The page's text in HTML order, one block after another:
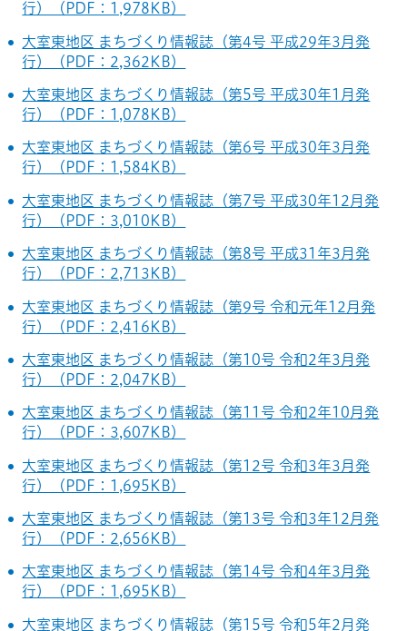
行）（PDF：1,978KB）
大室東地区 まちづくり情報誌（第4号 平成29年3月発
行）（PDF：2,362KB）
大室東地区 まちづくり情報誌（第5号 平成30年1月発
行）（PDF：1,078KB）
大室東地区 まちづくり情報誌（第6号 平成30年3月発
行）（PDF：1,584KB）
大室東地区 まちづくり情報誌（第7号 平成30年12月発
行）（PDF：3,010KB）
大室東地区 まちづくり情報誌（第8号 平成31年3月発
行）（PDF：2,713KB）
大室東地区 まちづくり情報誌（第9号 令和元年12月発
行）（PDF：2,416KB）
大室東地区 まちづくり情報誌（第10号 令和2年3月発
行）（PDF：2,047KB）
大室東地区 まちづくり情報誌（第11号 令和2年10月発
行）（PDF：3,607KB）
大室東地区 まちづくり情報誌（第12号 令和3年3月発
行）（PDF：1,695KB）
大室東地区 まちづくり情報誌（第13号 令和3年12月発
行）（PDF：2,656KB）
大室東地区 まちづくり情報誌（第14号 令和4年3月発
行）（PDF：1,695KB）
大室東地区 まちづくり情報誌（第15号 令和5年2月発